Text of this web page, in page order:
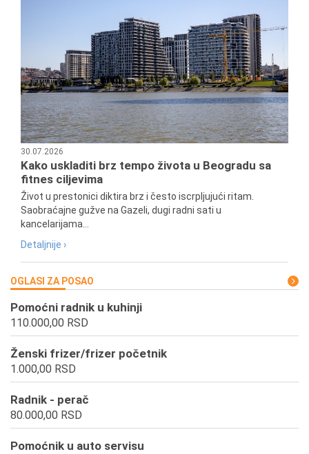
30.07.2026
Kako uskladiti brz tempo života u Beogradu sa
fitnes ciljevima
Život u prestonici diktira brz i često iscrpljujući ritam.
Saobraćajne gužve na Gazeli, dugi radni sati u
kancelarijama...
Detaljnije ›
OGLASI ZA POSAO
Pomoćni radnik u kuhinji
110.000,00 RSD
Ženski frizer/frizer početnik
1.000,00 RSD
Radnik - perač
80.000,00 RSD
Pomoćnik u auto servisu